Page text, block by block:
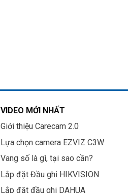
VIDEO MỚI NHẤT
Giới thiệu Carecam 2.0
Lựa chọn camera EZVIZ C3W
Vang số là gì, tại sao cần?
Lắp đặt Đầu ghi HIKVISION
Lắp đặt đầu ghi DAHUA